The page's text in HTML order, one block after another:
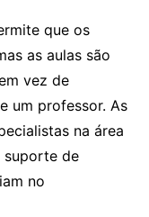
que os
as aulas são
vez de
um professor. As
na área
suporte de
no